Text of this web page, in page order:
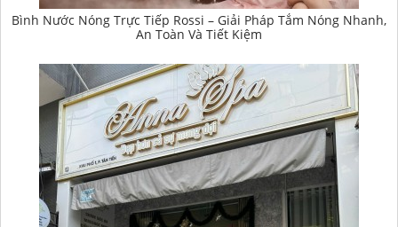
Bình Nước Nóng Trực Tiếp Rossi – Giải Pháp Tắm Nóng Nhanh,
An Toàn Và Tiết Kiệm